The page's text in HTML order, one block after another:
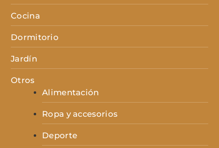
Cocina
Dormitorio
Jardín
Otros
Alimentación
Ropa y accesorios
Deporte